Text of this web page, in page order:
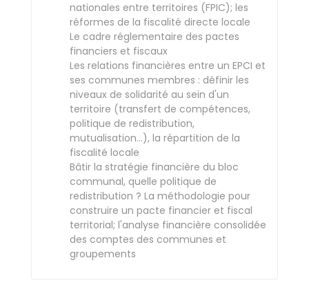
nationales entre territoires (FPIC); les
réformes de la fiscalité directe locale
Le cadre réglementaire des pactes
financiers et fiscaux
Les relations financières entre un EPCI et
ses communes membres : définir les
niveaux de solidarité au sein d'un
territoire (transfert de compétences,
politique de redistribution,
mutualisation...), la répartition de la
fiscalité locale
Bâtir la stratégie financière du bloc
communal, quelle politique de
redistribution ? La méthodologie pour
construire un pacte financier et fiscal
territorial; l'analyse financière consolidée
des comptes des communes et
groupements